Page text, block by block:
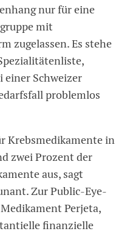
nur für eine
mit
zugelassen. Es stehe
einer Schweizer
problemlos
Krebsmedikamente in
zwei Prozent der
aus, sagt
Zur Public-Eye-
Perjeta,
finanzielle